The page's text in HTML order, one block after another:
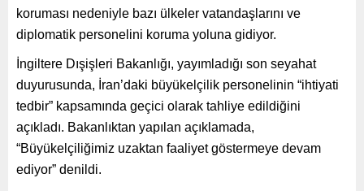
koruması nedeniyle bazı ülkeler vatandaşlarını ve
diplomatik personelini koruma yoluna gidiyor.
İngiltere Dışişleri Bakanlığı, yayımladığı son seyahat
duyurusunda, İran’daki büyükelçilik personelinin “ihtiyati
tedbir” kapsamında geçici olarak tahliye edildiğini
açıkladı. Bakanlıktan yapılan açıklamada,
“Büyükelçiliğimiz uzaktan faaliyet göstermeye devam
ediyor” denildi.